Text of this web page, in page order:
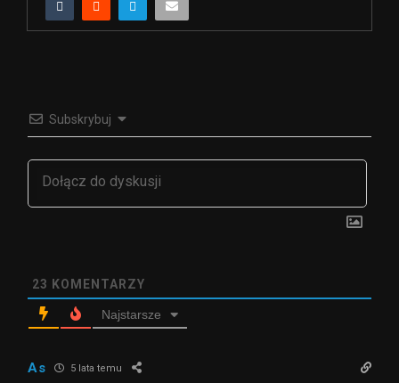
Subskrybuj
23 KOMENTARZY
Najstarsze
As 5 lata temu